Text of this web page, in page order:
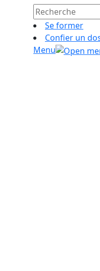
Se former
Confier un
Menu